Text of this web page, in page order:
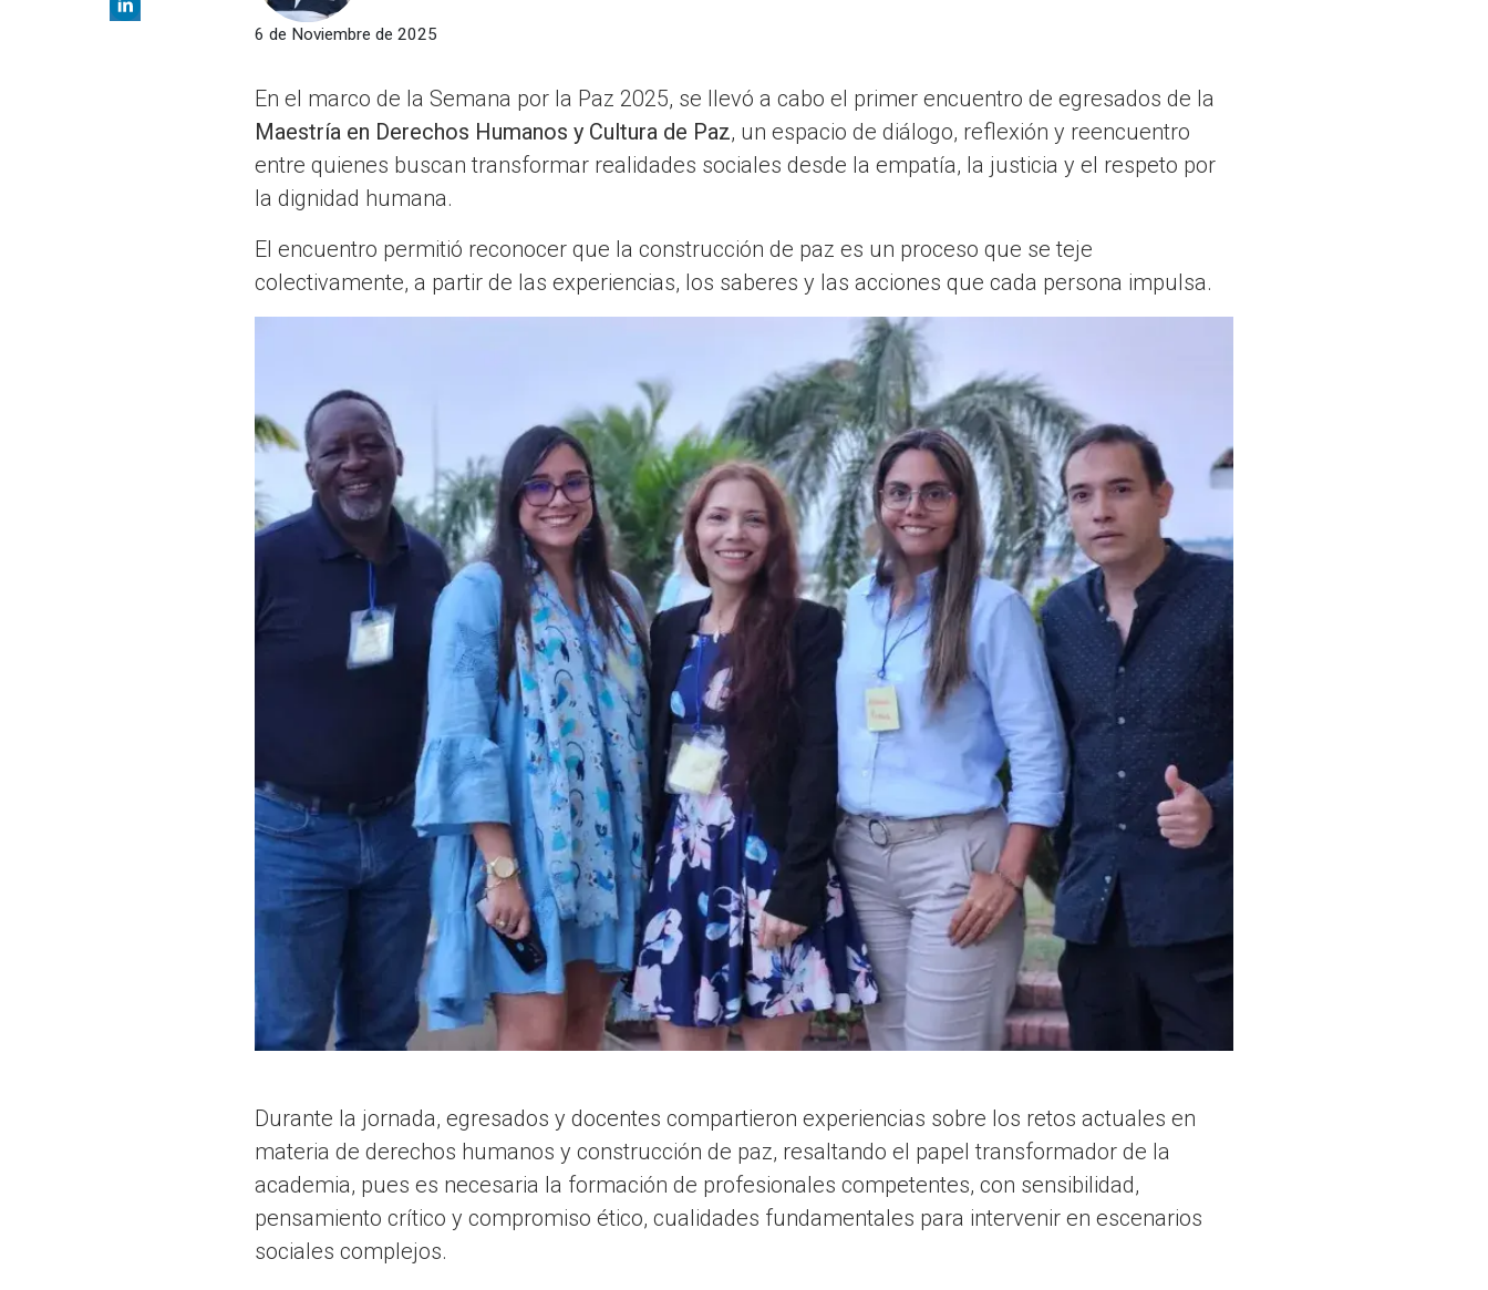
6 de Noviembre de 2025
En el marco de la Semana por la Paz 2025, se llevó a cabo el primer encuentro de egresados de la
Maestría en Derechos Humanos y Cultura de Paz, un espacio de diálogo, reflexión y reencuentro
entre quienes buscan transformar realidades sociales desde la empatía, la justicia y el respeto por
la dignidad humana.
El encuentro permitió reconocer que la construcción de paz es un proceso que se teje
colectivamente, a partir de las experiencias, los saberes y las acciones que cada persona impulsa.
Durante la jornada, egresados y docentes compartieron experiencias sobre los retos actuales en
materia de derechos humanos y construcción de paz, resaltando el papel transformador de la
academia, pues es necesaria la formación de profesionales competentes, con sensibilidad,
pensamiento crítico y compromiso ético, cualidades fundamentales para intervenir en escenarios
sociales complejos.